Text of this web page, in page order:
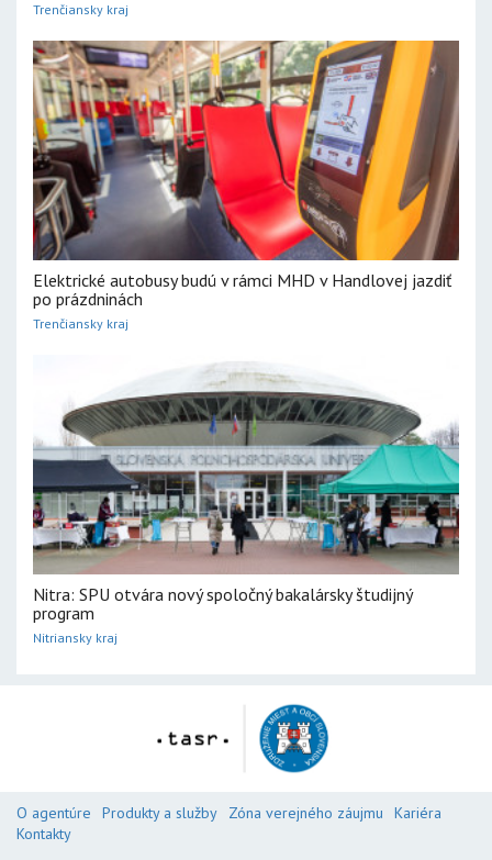
Trenčiansky kraj
Elektrické autobusy budú v rámci MHD v Handlovej jazdiť
po prázdninách
Trenčiansky kraj
Nitra: SPU otvára nový spoločný bakalársky študijný
program
Nitriansky kraj
O agentúre Produkty a služby Zóna verejného záujmu
Kariéra
Kontakty